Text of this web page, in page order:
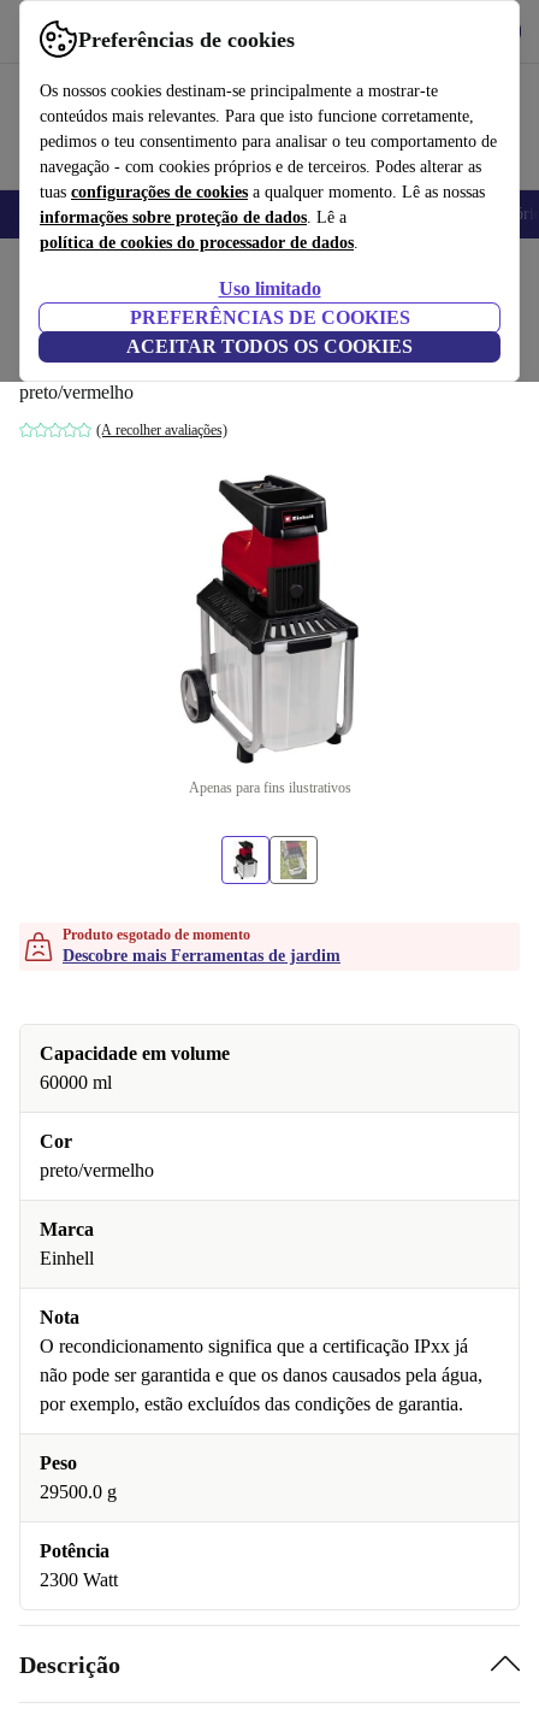
Preferências de cookies
Os nossos cookies destinam-se principalmente a mostrar-te
conteúdos mais relevantes. Para que isto funcione corretamente,
pedimos o teu consentimento para analisar o teu comportamento de
navegação - com cookies próprios e de terceiros. Podes alterar as
tuas configurações de cookies a qualquer momento. Lê as nossas
informações sobre proteção de dados. Lê a
política de cookies do processador de dados.
Uso limitado
PREFERÊNCIAS DE COOKIES
ACEITAR TODOS OS COOKIES
Use o refurbed de forma rápida e fácil
Telemóveis Computadores Portáteis Tablets
Einhell GC-RS 60 CB triturador elétrico
silencioso
preto/vermelho
(A recolher avaliações)
Apenas para fins ilustrativos
Produto esgotado de momento
Descobre mais Ferramentas de jardim
Capacidade em volume
60000 ml
Cor
preto/vermelho
Marca
Einhell
Nota
O recondicionamento significa que a certificação IPxx já
não pode ser garantida e que os danos causados pela água,
por exemplo, estão excluídos das condições de garantia.
Peso
29500.0 g
Potência
2300 Watt
Descrição